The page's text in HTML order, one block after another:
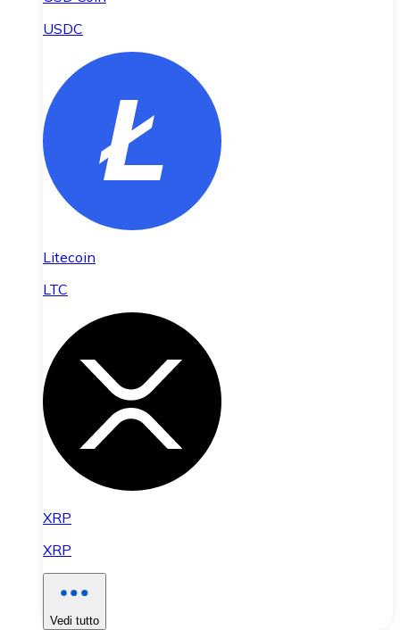
USDC
Litecoin
LTC
XRP
XRP
Vedi tutto